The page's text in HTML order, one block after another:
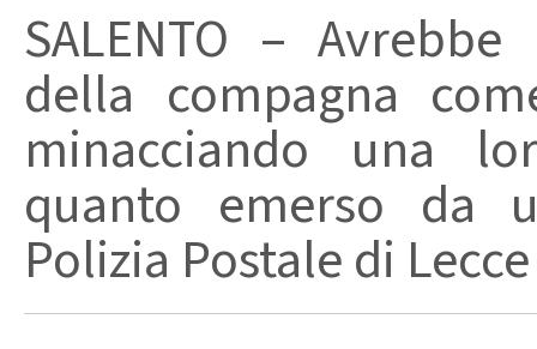
SALENTO –
della compagna
minacciando una
quanto emerso da
Polizia Postale di